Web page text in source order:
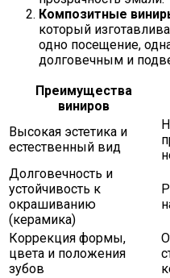
Композитные
который
одно посещение,
долговечным и
Преимущества
виниров
Высокая эстетика и
естественный вид
Долговечность и
устойчивость к
окрашиванию
(керамика)
Коррекция формы,
цвета и положения
зубов